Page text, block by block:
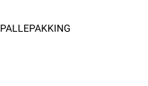
PALLEPAKKING